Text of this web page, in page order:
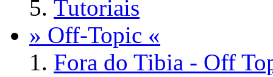
Tutoriais
» Off-Topic «
Fora do Tibia - Off